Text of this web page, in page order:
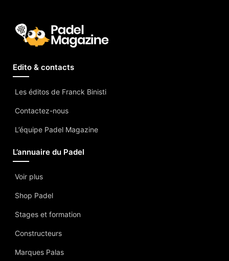
Edito & contacts
Les éditos de Franck Binisti
Contactez-nous
L’équipe Padel Magazine
L’annuaire du Padel
Voir plus
Shop Padel
Stages et formation
Constructeurs
Marques Palas